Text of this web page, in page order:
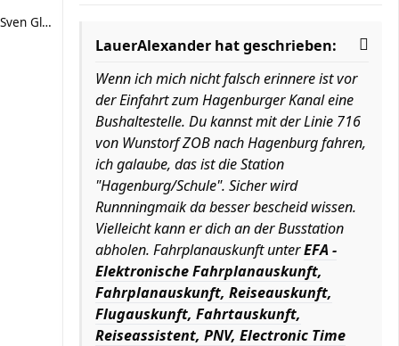
Sven Glückspilz
LauerAlexander hat geschrieben:
Wenn ich mich nicht falsch erinnere ist vor
der Einfahrt zum Hagenburger Kanal eine
Bushaltestelle. Du kannst mit der Linie 716
von Wunstorf ZOB nach Hagenburg fahren,
ich galaube, das ist die Station
"Hagenburg/Schule". Sicher wird
Runnningmaik da besser bescheid wissen.
Vielleicht kann er dich an der Busstation
abholen. Fahrplanauskunft unterEFA -
Elektronische Fahrplanauskunft,
Fahrplanauskunft, Reiseauskunft,
Flugauskunft, Fahrtauskunft,
Reiseassistent, PNV, Electronic Time